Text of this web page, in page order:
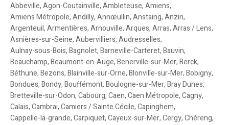
Abbeville,Agon-Coutainville,Ambleteuse,Amiens,
Amiens Métropole,Andilly,Annœullin,Anstaing,Anzin,
Argenteuil,Armentières,Arnouville,Arques,Arras,Arras / Lens,
Asnières-sur-Seine,Aubervilliers,Audresselles,
Aulnay-sous-Bois,Bagnolet,Barneville-Carteret,Bauvin,
Beauchamp,Beaumont-en-Auge,Benerville-sur-Mer,Berck,
Béthune,Bezons,Blainville-sur-Orne,Blonville-sur-Mer,Bobigny,
Bondues,Bondy,Bouffémont,Boulogne-sur-Mer,Bray Dunes,
Bretteville-sur-Odon,Cabourg,Caen,Caen Métropole,Cagny,
Calais,Cambrai,Camiers / Sainte Cécile,Capinghem,
Cappelle-la-grande,Carpiquet,Cayeux-sur-Mer,Cergy,Chéreng,